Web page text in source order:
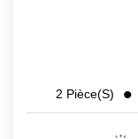
2 Pièce(s)